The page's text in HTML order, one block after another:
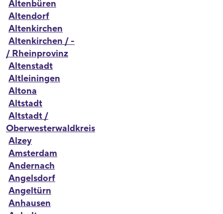
Altenbüren
Altendorf
Altenkirchen
Altenkirchen / -
/ Rheinprovinz
Altenstadt
Altleiningen
Altona
Altstadt
Altstadt /
Oberwesterwaldkreis
Alzey
Amsterdam
Andernach
Angelsdorf
Angeltürn
Anhausen